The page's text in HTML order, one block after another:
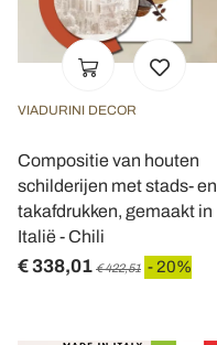
VIADURINI DECOR
Compositie van houten
schilderijen met stads- en
takafdrukken, gemaakt in
Italië - Chili
€ 338,01 € 422,51 - 20%